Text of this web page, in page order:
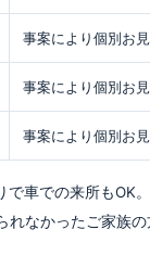
事案により個別お
事案により個別お
事案により個別お
車での来所もOK。
なかったご家族の